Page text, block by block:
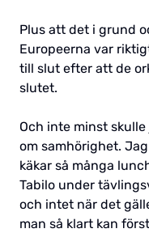
Plus att det i grund
Europeerna var
till slut efter att de
slutet.
Och inte minst
om samhörighet.
käkar så många
Tabilo under
och intet när det
man så klart kan